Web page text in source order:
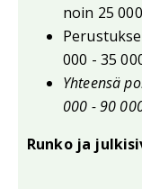
noin 25
000 - 35
Yhteensä
000 - 90
Runko ja